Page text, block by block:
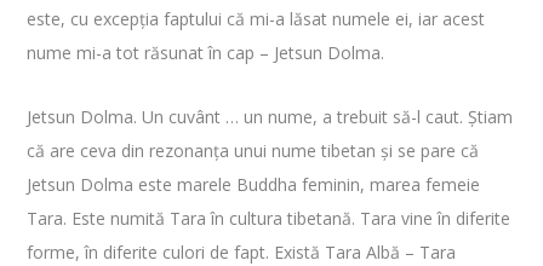
este, cu excepția faptului că mi-a lăsat numele ei, iar acest
nume mi-a tot răsunat în cap – Jetsun Dolma.
Jetsun Dolma. Un cuvânt … un nume, a trebuit să-l caut. Știam
că are ceva din rezonanța unui nume tibetan și se pare că
Jetsun Dolma este marele Buddha feminin, marea femeie
Tara. Este numită Tara în cultura tibetană. Tara vine în diferite
forme, în diferite culori de fapt. Există Tara Albă – Tara